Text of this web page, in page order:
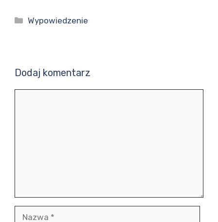
Kategorie
Wypowiedzenie
Dodaj komentarz